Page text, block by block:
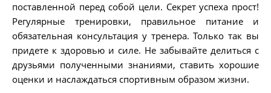
поставленной перед собой цели. Секрет успеха прост!
Регулярные тренировки, правильное питание и
обязательная консультация у тренера. Только так вы
придете к здоровью и силе. Не забывайте делиться с
друзьями полученными знаниями, ставить хорошие
оценки и наслаждаться спортивным образом жизни.